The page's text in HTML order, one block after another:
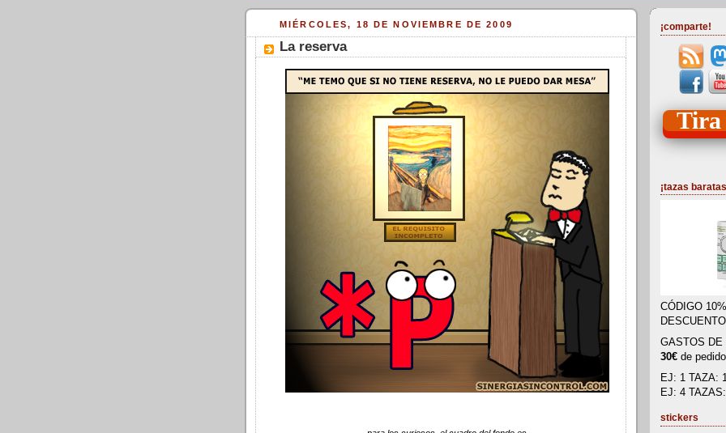
MIÉRCOLES, 18 DE NOVIEMBRE DE 2009
La reserva
¡comparte!
Tira
¡tazas
CÓDIGO 10%
GASTOS DE
30€ de
EJ: 1 TAZA:
EJ: 4
stickers